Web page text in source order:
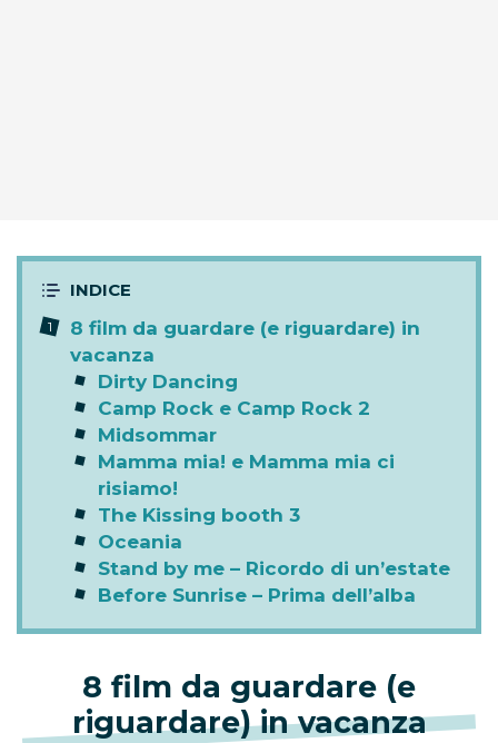
8 film da guardare (e riguardare) in
vacanza
Dirty Dancing
Camp Rock e Camp Rock 2
Midsommar
Mamma mia! e Mamma mia ci
risiamo!
The Kissing booth 3
Oceania
Stand by me – Ricordo di un’estate
Before Sunrise – Prima dell’alba
8 film da guardare (e
riguardare) in vacanza